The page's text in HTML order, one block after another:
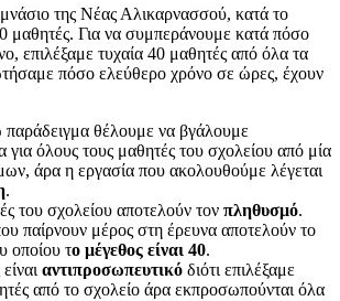
της Νέας Αλικαρνασσού, κατά το
μαθητές. Για να συμπεράνουμε κατά πόσο
επιλέξαμε τυχαία 40 μαθητές από όλα τα
πόσο ελεύθερο χρόνο σε ώρες, έχουν
θέλουμε να βγάλουμε
όλους τους μαθητές του σχολείου από μία
άρα η εργασία που ακολουθούμε λέγεται
.
του σχολείου αποτελούν τον πληθυσμό.
παίρνουν μέρος στη έρευνα αποτελούν το
οποίου το μέγεθος είναι 40.
αντιπροσωπευτικό διότι επιλέξαμε
από το σχολείο άρα εκπροσωπούνται όλα